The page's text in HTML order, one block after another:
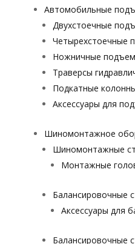
Автомобильные
Двухстоечные
Четырехстоечные
Ножничные
Траверсы
Подкатные
Аксессуары для
Шиномонтажное
Шиномонтажные
Монтажные
Балансировочные
Аксессуары для
Балансировочные